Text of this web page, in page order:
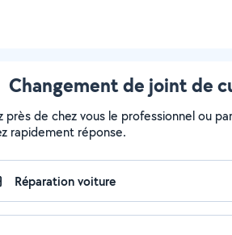
Changement de joint de
près de chez vous le professionnel ou
rapidement réponse.